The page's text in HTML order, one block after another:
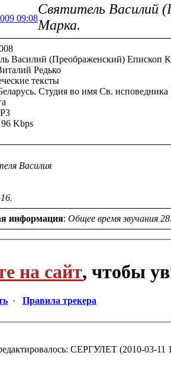
09:08
Святитель Василий
Марка.
Василий (Преображенский) Епископ
Редько
тексты
Студия во имя Св.
96 Kbps
Василия
информация: Общее время звучания
на сайт, чтобы
· Правила трекера
СЕРГУЛЕТ (2010-03-11